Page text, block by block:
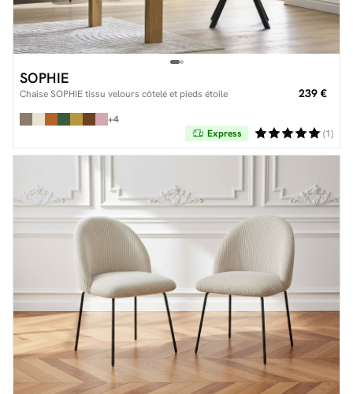
SOPHIE
Chaise SOPHIE tissu velours côtelé et pieds étoile 239 €
+4
(1)
Express